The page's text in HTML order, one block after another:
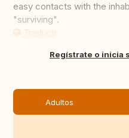
easy contacts with the
"surviving".
Traducir
Regístrate o inicia
Adultos